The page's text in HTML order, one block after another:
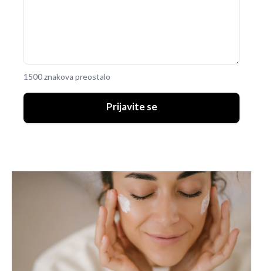
1500 znakova preostalo
Prijavite se